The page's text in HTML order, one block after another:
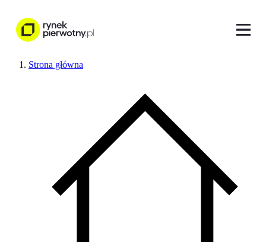
Strona główna